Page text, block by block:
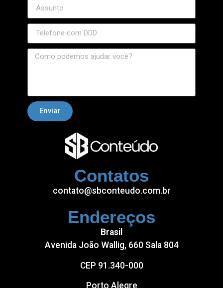
Contatos
contato@sbconteudo.com.br
Endereços
Brasil
Avenida João Wallig, 660 Sala 804
CEP 91.340-000
Porto Alegre
Enviar